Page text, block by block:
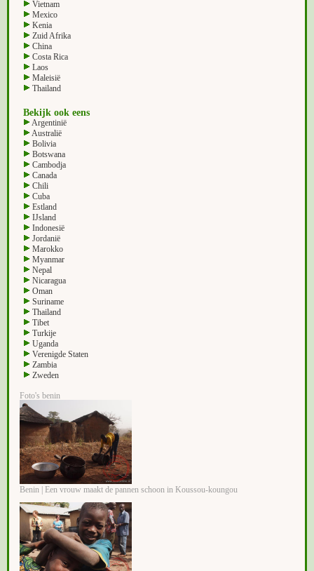
Vietnam
Mexico
Kenia
Zuid Afrika
China
Costa Rica
Laos
Maleisië
Thailand
Bekijk ook eens
Argentinië
Australië
Bolivia
Botswana
Cambodja
Canada
Chili
Cuba
Estland
IJsland
Indonesië
Jordanië
Marokko
Myanmar
Nepal
Nicaragua
Oman
Suriname
Thailand
Tibet
Turkije
Uganda
Verenigde Staten
Zambia
Zweden
Foto's benin
Benin | Een vrouw maakt de pannen schoon in Koussou-koungou